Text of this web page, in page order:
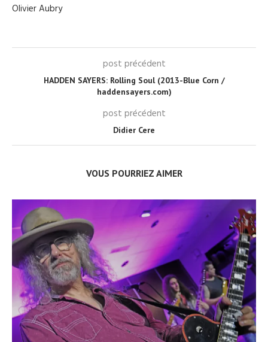
Olivier Aubry
post précédent
HADDEN SAYERS: Rolling Soul (2013-Blue Corn /
haddensayers.com)
post précédent
Didier Cere
VOUS POURRIEZ AIMER